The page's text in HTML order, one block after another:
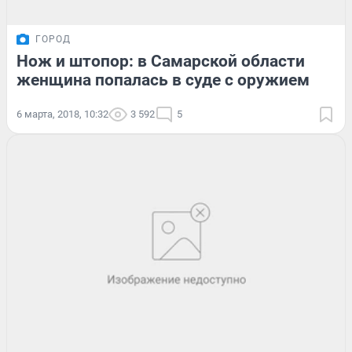
ГОРОД
Нож и штопор: в Самарской области
женщина попалась в суде с оружием
6 марта, 2018, 10:32 3 592 5